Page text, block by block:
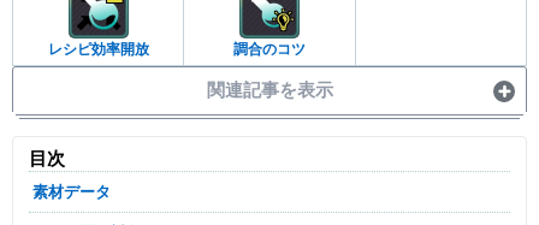
レシピ効率開放 調合のコツ
関連記事を表示
目次
素材データ